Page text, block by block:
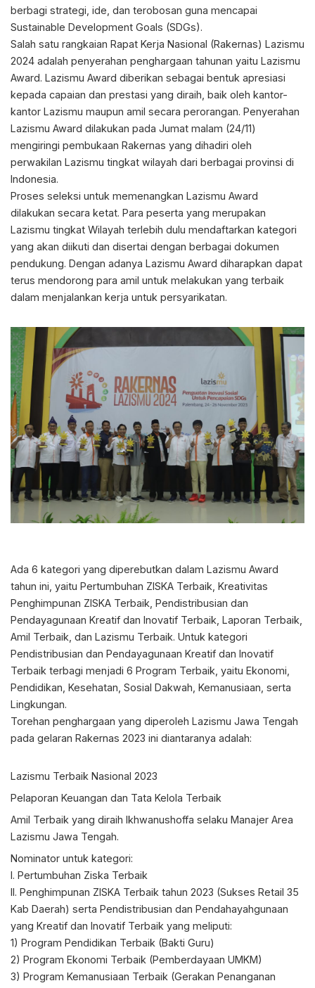
berbagi strategi, ide, dan terobosan guna mencapai
Sustainable Development Goals (SDGs).
Salah satu rangkaian Rapat Kerja Nasional (Rakernas) Lazismu
2024 adalah penyerahan penghargaan tahunan yaitu Lazismu
Award. Lazismu Award diberikan sebagai bentuk apresiasi
kepada capaian dan prestasi yang diraih, baik oleh kantor-
kantor Lazismu maupun amil secara perorangan. Penyerahan
Lazismu Award dilakukan pada Jumat malam (24/11)
mengiringi pembukaan Rakernas yang dihadiri oleh
perwakilan Lazismu tingkat wilayah dari berbagai provinsi di
Indonesia.
Proses seleksi untuk memenangkan Lazismu Award
dilakukan secara ketat. Para peserta yang merupakan
Lazismu tingkat Wilayah terlebih dulu mendaftarkan kategori
yang akan diikuti dan disertai dengan berbagai dokumen
pendukung. Dengan adanya Lazismu Award diharapkan dapat
terus mendorong para amil untuk melakukan yang terbaik
dalam menjalankan kerja untuk persyarikatan.
Ada 6 kategori yang diperebutkan dalam Lazismu Award
tahun ini, yaitu Pertumbuhan ZISKA Terbaik, Kreativitas
Penghimpunan ZISKA Terbaik, Pendistribusian dan
Pendayagunaan Kreatif dan Inovatif Terbaik, Laporan Terbaik,
Amil Terbaik, dan Lazismu Terbaik. Untuk kategori
Pendistribusian dan Pendayagunaan Kreatif dan Inovatif
Terbaik terbagi menjadi 6 Program Terbaik, yaitu Ekonomi,
Pendidikan, Kesehatan, Sosial Dakwah, Kemanusiaan, serta
Lingkungan.
Torehan penghargaan yang diperoleh Lazismu Jawa Tengah
pada gelaran Rakernas 2023 ini diantaranya adalah:
Lazismu Terbaik Nasional 2023
Pelaporan Keuangan dan Tata Kelola Terbaik
Amil Terbaik yang diraih Ikhwanushoffa selaku Manajer Area
Lazismu Jawa Tengah.
Nominator untuk kategori:
I. Pertumbuhan Ziska Terbaik
II. Penghimpunan ZISKA Terbaik tahun 2023 (Sukses Retail 35
Kab Daerah) serta Pendistribusian dan Pendahayahgunaan
yang Kreatif dan Inovatif Terbaik yang meliputi:
1) Program Pendidikan Terbaik (Bakti Guru)
2) Program Ekonomi Terbaik (Pemberdayaan UMKM)
3) Program Kemanusiaan Terbaik (Gerakan Penanganan